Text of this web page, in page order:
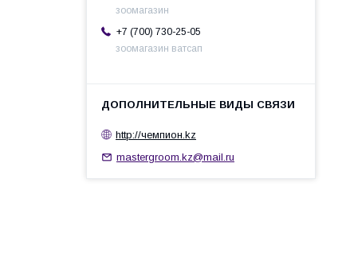
зоомагазин
+7 (700) 730-25-05
зоомагазин ватсап
http://чемпион.kz
mastergroom.kz@mail.ru